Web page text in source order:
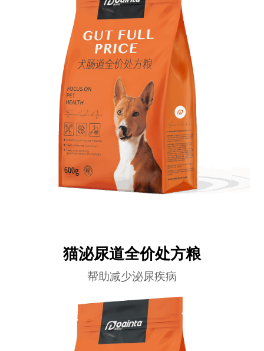
猫泌尿道全价处方粮
帮助减少泌尿疾病